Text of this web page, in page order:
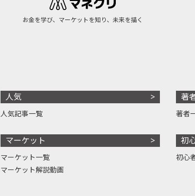
お金を学び、マーケットを知り、未来を描く
人気
人気記事一覧
マーケット
マーケット一覧
マーケット解説動画
著
著者
初
初心